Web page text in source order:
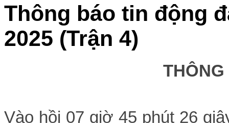
Thông báo tin động
2025 (Trận 4)
Vào hồi 07 giờ 45 phút 26 g